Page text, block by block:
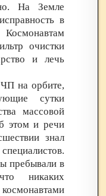
На Земле
в
очистки
и лечь
ЧП на орбите,
сутки
массовой
этом и речи
знал
пребывали в
никаких